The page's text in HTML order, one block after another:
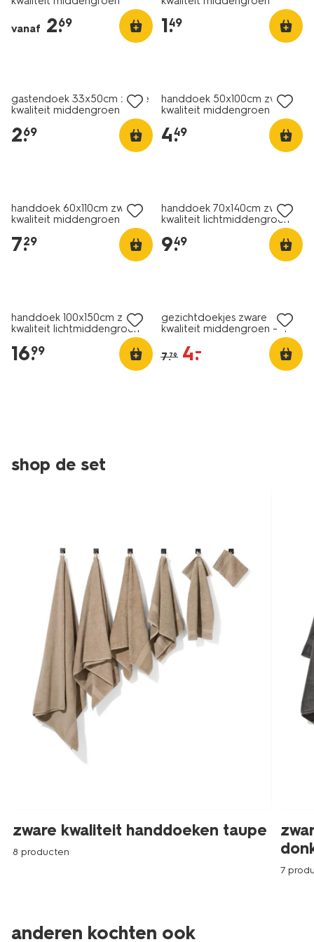
kwaliteit-
handdoeken-
vanaf 2.
69 1.
49
gastendoek 33x50cm zware
kwaliteit middengroen
2.
69
handdoek 50x100cm zware
kwaliteit middengroen
4.
49
handdoek 60x110cm zware
kwaliteit middengroen
7.
29
handdoek 70x140cm zware
kwaliteit lichtmiddengroen
9.
49
handdoek 100x150cm zware
kwaliteit lichtmiddengroen
16.
99
gezichtdoekjes zware
kwaliteit middengroen - 4
7.79 4.
–
shop de set
zware kwaliteit handdoeken taupe
8 producten
7
anderen kochten ook